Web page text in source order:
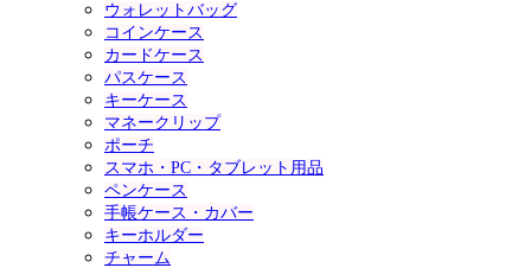
ウォレットバッグ
コインケース
カードケース
パスケース
キーケース
マネークリップ
ポーチ
スマホ・PC・タブレット用品
ペンケース
手帳ケース・カバー
キーホルダー
チャーム